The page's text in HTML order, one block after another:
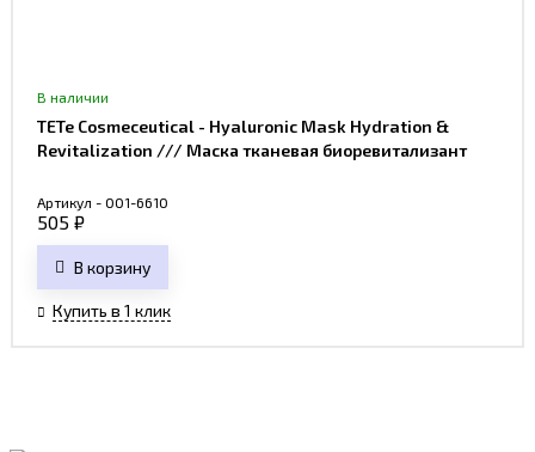
В наличии
TETe Cosmeceutical - Hyaluronic Mask Hydration &
Revitalization /// Маска тканевая биоревитализант
Артикул - 001-6610
505 ₽
В корзину
Купить в 1 клик